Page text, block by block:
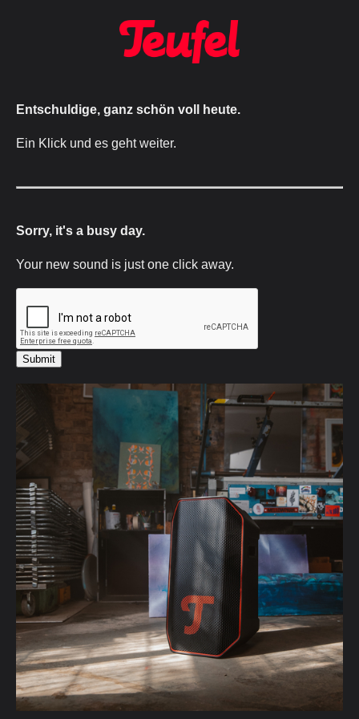
Entschuldige, ganz schön voll heute.
Ein Klick und es geht weiter.
Sorry, it's a busy day.
Your new sound is just one click away.